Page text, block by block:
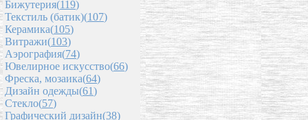
Бижутерия(119)
Текстиль (батик)(107)
Керамика(105)
Витражи(103)
Аэрография(74)
Ювелирное искусство(66)
Фреска, мозаика(64)
Дизайн одежды(61)
Стекло(57)
Графический дизайн(38)